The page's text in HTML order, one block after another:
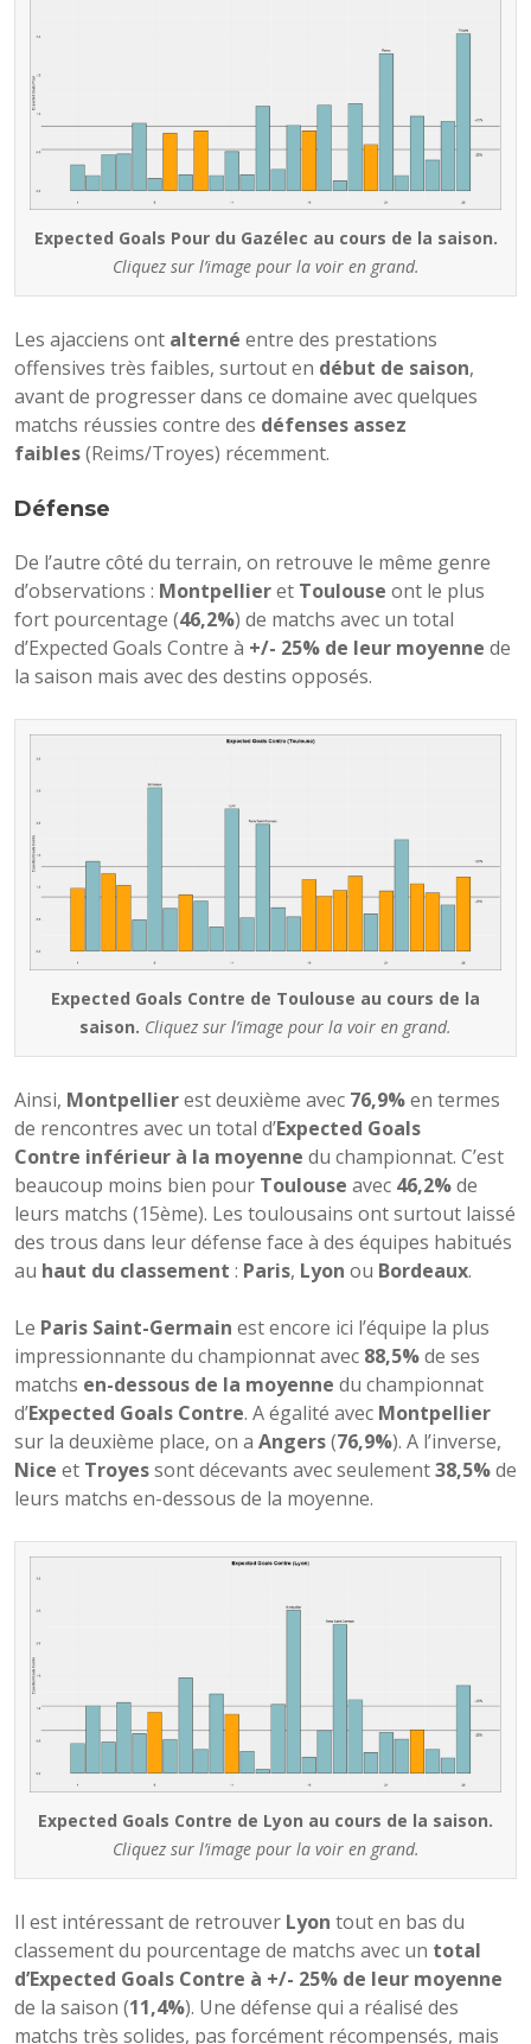
Expected Goals Pour du Gazélec au cours de la saison.
Cliquez sur l’image pour la voir en grand.
Les ajacciens ont alterné entre des prestations
offensives très faibles, surtout en début de saison,
avant de progresser dans ce domaine avec quelques
matchs réussies contre des défenses assez
faibles(Reims/Troyes) récemment.
Défense
De l’autre côté du terrain, on retrouve le même genre
d’observations : Montpellieret Toulouse ont le plus
fort pourcentage (46,2%) de matchs avec un total
d’Expected Goals Contre à +/- 25% de leur moyenne de
la saison mais avec des destins opposés.
Expected Goals Contre de Toulouse au cours de la
saison. Cliquez sur l’image pour la voir en grand.
Ainsi, Montpellierest deuxième avec 76,9%en termes
de rencontres avec un total d’Expected Goals
Contre inférieur à la moyenne du championnat. C’est
beaucoup moins bien pour Toulouse avec 46,2%de
leurs matchs (15ème). Les toulousains ont surtout laissé
des trous dans leur défense face à des équipes habitués
au haut du classement : Paris, Lyon ou Bordeaux.
Le Paris Saint-Germain est encore ici l’équipe la plus
impressionnante du championnat avec 88,5%de ses
matchs en-dessous de la moyenne du championnat
d’Expected Goals Contre. A égalité avec Montpellier
sur la deuxième place, on a Angers(76,9%). A l’inverse,
Nice et Troyessont décevants avec seulement38,5%de
leurs matchs en-dessous de la moyenne.
Expected Goals Contre de Lyon au cours de la saison.
Cliquez sur l’image pour la voir en grand.
Il est intéressant de retrouver Lyon tout en bas du
classement du pourcentage de matchs avec un total
d’Expected Goals Contre à +/- 25% de leur moyenne
de la saison (11,4%). Une défense qui a réalisé des
matchs très solides, pas forcément récompensés, mais